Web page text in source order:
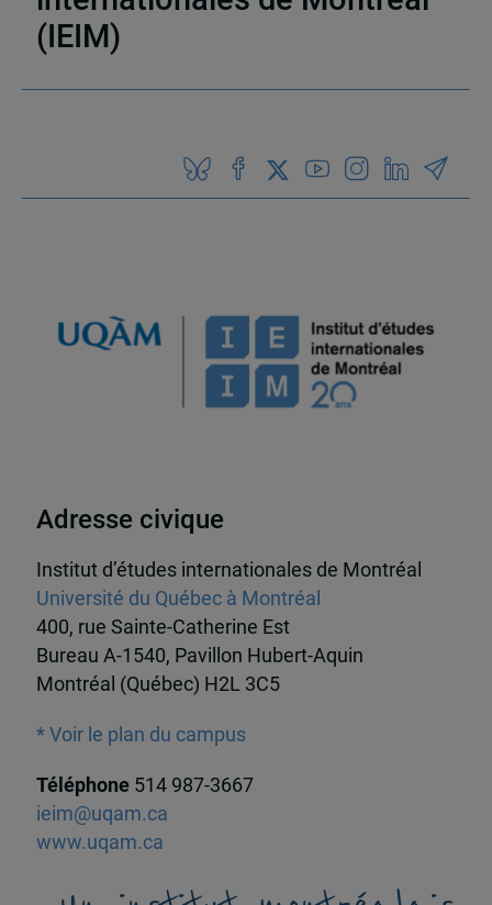
(IEIM)
Adresse civique
Institut d’études internationales de Montréal
Université du Québec à Montréal
400, rue Sainte-Catherine Est
Bureau A-1540, Pavillon Hubert-Aquin
Montréal (Québec) H2L 3C5
* Voir le plan du campus
Téléphone 514 987-3667
ieim@uqam.ca
www.uqam.ca